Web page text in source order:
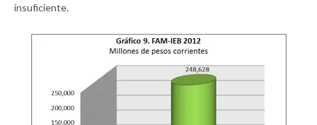
insuficiente.